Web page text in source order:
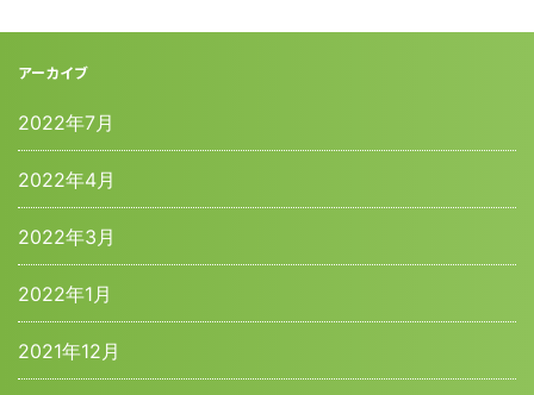
アーカイブ
2022年7月
2022年4月
2022年3月
2022年1月
2021年12月